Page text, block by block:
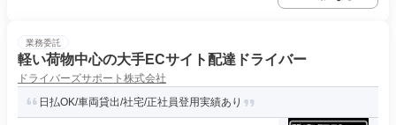
業務委託
軽い荷物中心の大手ECサイト配達ドライバー
ドライバーズサポート株式会社
日払OK/車両貸出/社宅/正社員登用実績あり